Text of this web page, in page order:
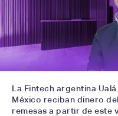
La Fintech argentina
México reciban dinero
remesas a partir de este